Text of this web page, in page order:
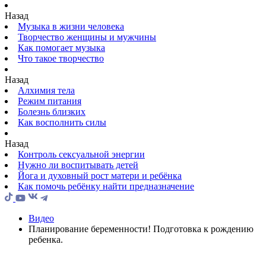
Назад
Музыка в жизни человека
Творчество женщины и мужчины
Как помогает музыка
Что такое творчество
Назад
Алхимия тела
Режим питания
Болезнь близких
Как восполнить силы
Назад
Контроль сексуальной энергии
Нужно ли воспитывать детей
Йога и духовный рост матери и ребёнка
Как помочь ребёнку найти предназначение
Видео
Планирование беременности! Подготовка к рождению
ребенка.